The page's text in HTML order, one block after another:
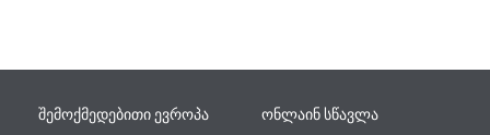
შემოქმედებითი ევროპა
ონლაინ სწავლა